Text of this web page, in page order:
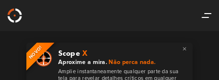
NOVO! ×
ScopeX
Aproxime a mira.Não perca nada.
Amplie instantaneamente qualquer parte da sua
tela para revelar detalhes críticos em qualquer